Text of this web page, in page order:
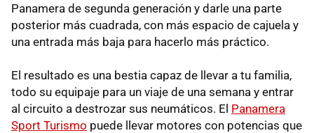
Panamera de segunda generación y darle una parte
posterior más cuadrada, con más espacio de cajuela y
una entrada más baja para hacerlo más práctico.
El resultado es una bestia capaz de llevar a tu familia,
todo su equipaje para un viaje de una semana y entrar
al circuito a destrozar sus neumáticos. El Panamera
Sport Turismo puede llevar motores con potencias que